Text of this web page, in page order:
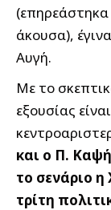
άκουσα),
Αυγή.
Με το
εξουσίας
και ο Π.
το σενάριο
τρίτη